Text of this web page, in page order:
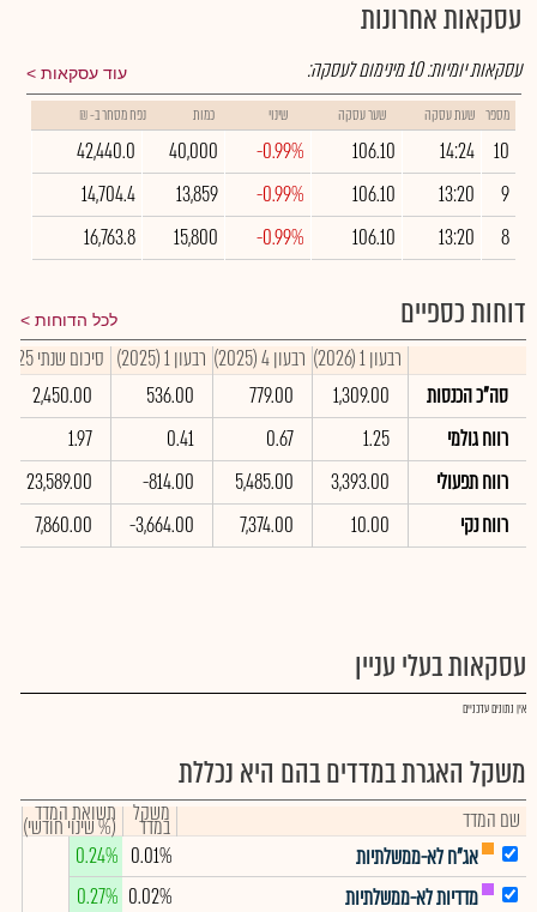
עסקאות אחרונות
עוד עסקאות עסקאות יומיות:10מינימום לעסקה:
מספר שעת עסקה שער עסקה שינוי כמות נפח מסחר ב- ₪
10
14:24
106.10
-0.99%
40,000
42,440.0
9
13:20
106.10
-0.99%
13,859
14,704.4
8
13:20
106.10
-0.99%
15,800
16,763.8
דוחות כספיים לכל הדוחות
רבעון 1 (2026) רבעון 4 (2025) רבעון 1 (2025)
סיכום שנתי 2025
סה"כ הכנסות
1,309.00
779.00
536.00
2,450.00
רווח גולמי
1.25
0.67
0.41
1.97
רווח תפעולי
3,393.00
5,485.00
-814.00
23,589.00
רווח נקי
10.00
7,374.00
-3,664.00
7,860.00
עסקאות בעלי עניין
אין נתונים עדכניים
משקל האגרת במדדים בהם היא נכללת
שם המדד משקל
במדד תשואת המדד
(% שינוי חודשי)
אג"ח לא-ממשלתיות
0.01%
0.24%
מדדיות לא-ממשלתיות
0.02%
0.27%